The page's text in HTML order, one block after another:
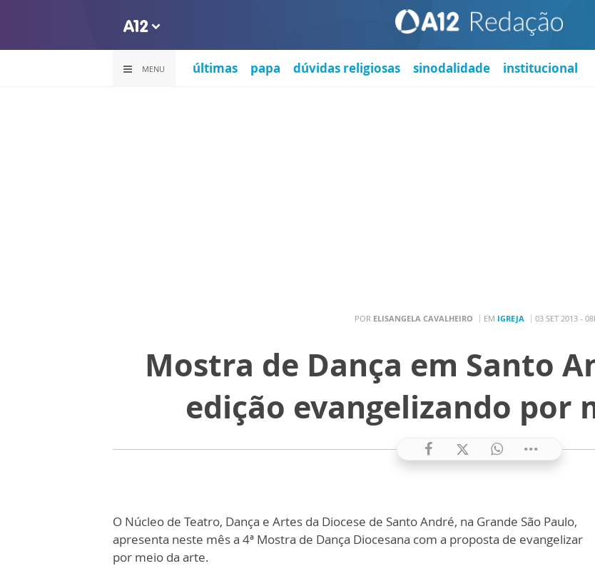
MENU últimas papa dúvidas religiosas sinodalidade institucional
POR ELISANGELA CAVALHEIRO EM IGREJA 03 SET 2013 -
Mostra de Dança em Santo
edição evangelizando por
O Núcleo de Teatro, Dança e Artes da Diocese de Santo André, na Grande São Paulo,
apresenta neste mês a 4ª Mostra de Dança Diocesana com a proposta de evangelizar
por meio da arte.